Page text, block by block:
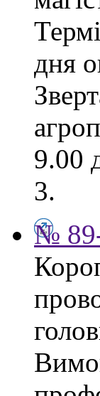
дня
9.00
3.
№ 89-